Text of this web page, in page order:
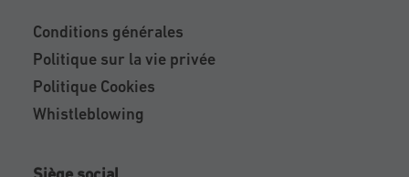
Conditions générales
Politique sur la vie privée
Politique Cookies
Whistleblowing